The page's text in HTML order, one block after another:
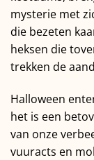
mysterie met
die bezeten
heksen die
trekken de
Halloween
het is een
van onze
vuuracts en